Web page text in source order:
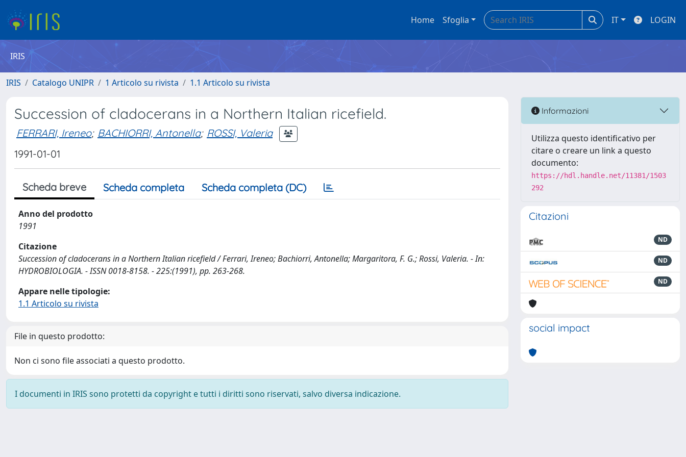
Home Sfoglia IT LOGIN
IRIS
IRIS Catalogo UNIPR 1 Articolo su rivista 1.1 Articolo su rivista
Succession of cladocerans in a Northern Italian ricefield.
FERRARI, Ireneo; BACHIORRI, Antonella; ROSSI, Valeria
1991-01-01
Scheda breve Scheda completa Scheda completa (DC)
Anno del prodotto
1991
Citazione
Succession of cladocerans in a Northern Italian ricefield / Ferrari, Ireneo; Bachiorri, Antonella; Margaritora, F. G.; Rossi, Valeria. - In:
HYDROBIOLOGIA. - ISSN 0018-8158. - 225:(1991), pp. 263-268.
Appare nelle tipologie:
1.1 Articolo su rivista
File in questo prodotto:
Non ci sono file associati a questo prodotto.
I documenti in IRIS sono protetti da copyright e tutti i diritti sono riservati, salvo diversa indicazione.
Informazioni
Utilizza questo identificativo per
citare o creare un link a questo
documento:
https://hdl.handle.net/11381/1503
292
Citazioni
ND
ND
ND
social impact